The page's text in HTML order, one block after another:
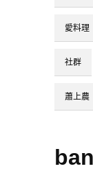
愛料理
社群
蕭上農